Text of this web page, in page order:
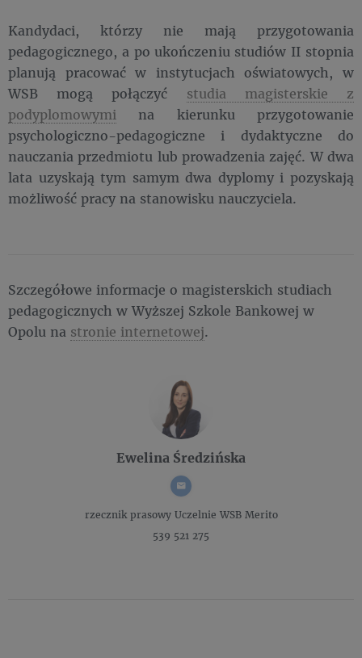
Kandydaci, którzy nie mają przygotowania
pedagogicznego, a po ukończeniu studiów II stopnia
planują pracować w instytucjach oświatowych, w
WSB mogą połączyć studia magisterskie z
podyplomowymi na kierunku przygotowanie
psychologiczno-pedagogiczne i dydaktyczne do
nauczania przedmiotu lub prowadzenia zajęć. W dwa
lata uzyskają tym samym dwa dyplomy i pozyskają
możliwość pracy na stanowisku nauczyciela.
Szczegółowe informacje o magisterskich studiach
pedagogicznych w Wyższej Szkole Bankowej w
Opolu na stronie internetowej.
Ewelina Średzińska
rzecznik prasowyUczelnie WSB Merito
539 521 275